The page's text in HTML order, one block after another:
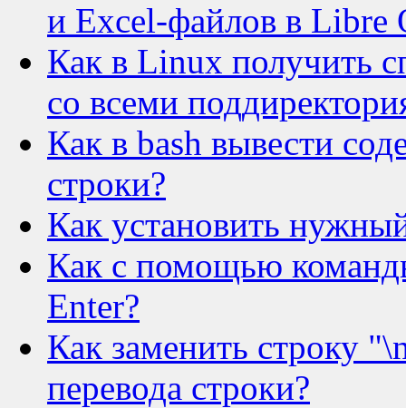
и Excel-файлов в Libre
Как в Linux получить
со всеми
Как в bash вывести
строки?
Как установить
Как с помощью
Enter?
Как заменить строку
перевода строки?